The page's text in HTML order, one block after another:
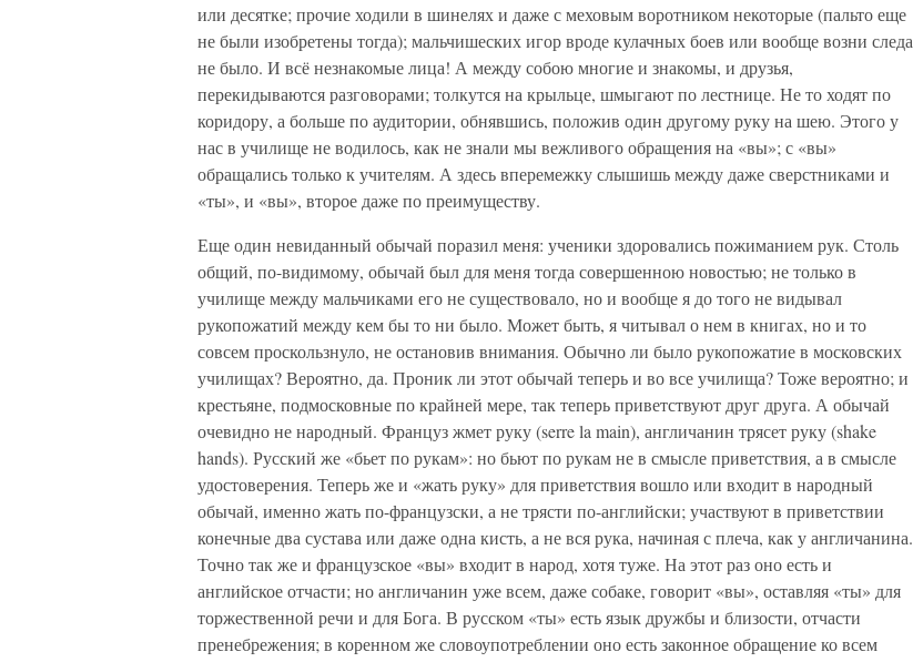
или десятке; прочие ходили в шинелях и даже с меховым воротником некоторые (пальто еще
не были изобретены тогда); мальчишеских игор вроде кулачных боев или вообще возни следа
не было. И всё незнакомые лица! А между собою многие и знакомы, и друзья,
перекидываются разговорами; толкутся на крыльце, шмыгают по лестнице. Не то ходят по
коридору, а больше по аудитории, обнявшись, положив один другому руку на шею. Этого у
нас в училище не водилось, как не знали мы вежливого обращения на «вы»; с «вы»
обращались только к учителям. А здесь вперемежку слышишь между даже сверстниками и
«ты», и «вы», второе даже по преимуществу.
Еще один невиданный обычай поразил меня: ученики здоровались пожиманием рук. Столь
общий, по-видимому, обычай был для меня тогда совершенною новостью; не только в
училище между мальчиками его не существовало, но и вообще я до того не видывал
рукопожатий между кем бы то ни было. Может быть, я читывал о нем в книгах, но и то
совсем проскользнуло, не остановив внимания. Обычно ли было рукопожатие в московских
училищах? Вероятно, да. Проник ли этот обычай теперь и во все училища? Тоже вероятно; и
крестьяне, подмосковные по крайней мере, так теперь приветствуют друг друга. А обычай
очевидно не народный. Француз жмет руку (serre la main), англичанин трясет руку (shake
hands). Русский же «бьет по рукам»: но бьют по рукам не в смысле приветствия, а в смысле
удостоверения. Теперь же и «жать руку» для приветствия вошло или входит в народный
обычай, именно жать по-французски, а не трясти по-английски; участвуют в приветствии
конечные два сустава или даже одна кисть, а не вся рука, начиная с плеча, как у англичанина.
Точно так же и французское «вы» входит в народ, хотя туже. На этот раз оно есть и
английское отчасти; но англичанин уже всем, даже собаке, говорит «вы», оставляя «ты» для
торжественной речи и для Бога. В русском «ты» есть язык дружбы и близости, отчасти
пренебрежения; в коренном же словоупотреблении оно есть законное обращение ко всем